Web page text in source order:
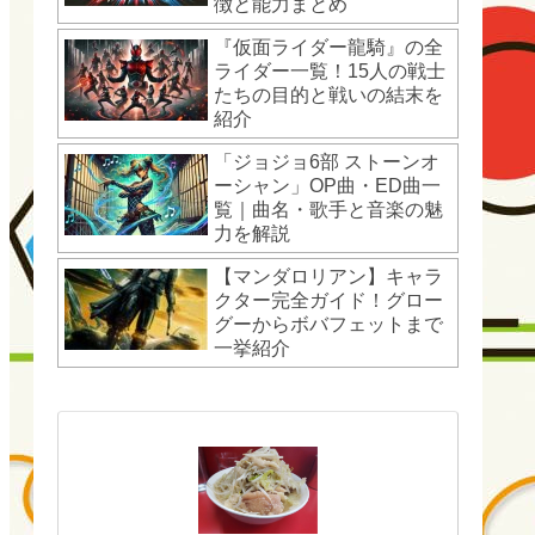
『仮面ライダー龍騎』の全
ライダー一覧！15人の戦士
たちの目的と戦いの結末を
紹介
「ジョジョ6部 ストーンオ
ーシャン」OP曲・ED曲一
覧｜曲名・歌手と音楽の魅
力を解説
【マンダロリアン】キャラ
クター完全ガイド！グロー
グーからボバフェットまで
一挙紹介